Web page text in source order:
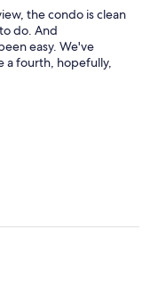
the condo is clean
do. And
easy. We've
a fourth, hopefully,